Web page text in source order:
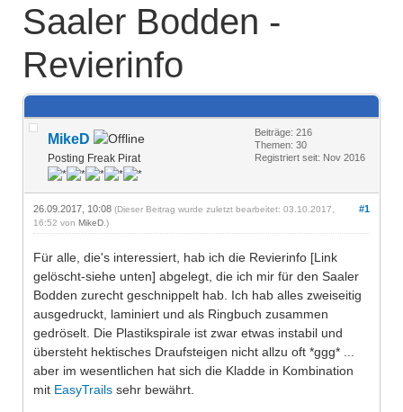
Saaler Bodden -
Revierinfo
MikeD
Posting Freak Pirat
Beiträge: 216
Themen: 30
Registriert seit: Nov 2016
#1
26.09.2017, 10:08 (Dieser Beitrag wurde zuletzt bearbeitet: 03.10.2017,
16:52 von MikeD .)
Für alle, die's interessiert, hab ich die Revierinfo [Link
gelöscht-siehe unten] abgelegt, die ich mir für den Saaler
Bodden zurecht geschnippelt hab. Ich hab alles zweiseitig
ausgedruckt, laminiert und als Ringbuch zusammen
gedröselt. Die Plastikspirale ist zwar etwas instabil und
übersteht hektisches Draufsteigen nicht allzu oft *ggg* ...
aber im wesentlichen hat sich die Kladde in Kombination
mit EasyTrails sehr bewährt.